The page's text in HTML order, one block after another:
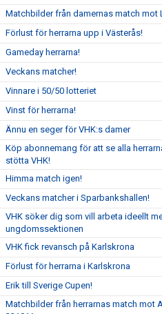
Matchbilder från damernas match mot
Förlust för herrarna upp i Västerås!
Gameday herrarna!
Veckans matcher!
Vinnare i 50/50 lotteriet
Vinst för herrarna!
Ännu en seger för VHK:s damer
Köp abonnemang för att se alla
stötta VHK!
Himma match igen!
Veckans matcher i Sparbankshallen!
VHK söker dig som vill arbeta ideellt
ungdomssektionen
VHK fick revansch på Karlskrona
Förlust för herrarna i Karlskrona
Erik till Sverige Cupen!
Matchbilder från herrarnas match mot